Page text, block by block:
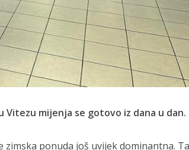
Vitezu mijenja se gotovo iz dana u dan.
ponuda još uvijek dominantna.